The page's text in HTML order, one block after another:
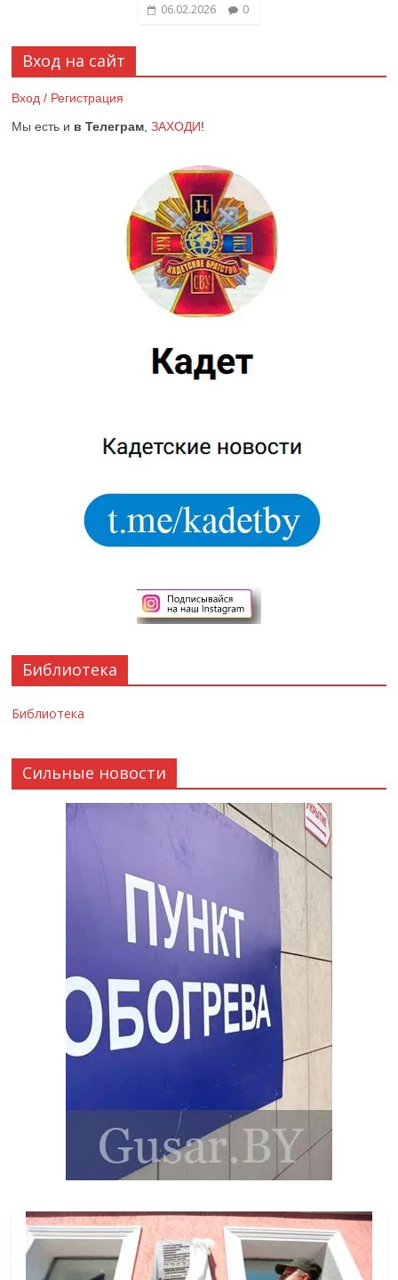
06.02.2026 0
Вход на сайт
Вход / Регистрация
Мы есть и в Телеграм ,ЗАХОДИ!
Библиотека
Библиотека
Сильные новости